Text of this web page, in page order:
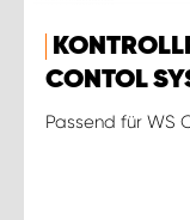
CONTOL
Passend für WS